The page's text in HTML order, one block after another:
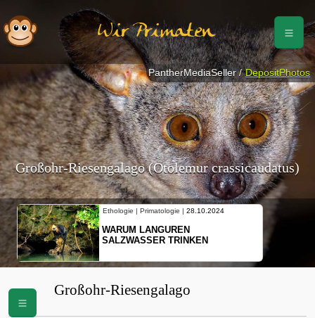
Wir Primaten
Großohr-Riesengalago (Otolemur crassicaudatus)
Ethologie |
Ethologie | Primatologie |28.10.2024
WARUM LANGUREN
SALZWASSER TRINKEN
PantherMediaSeller / DepositPhotos
Großohr-Riesengalago